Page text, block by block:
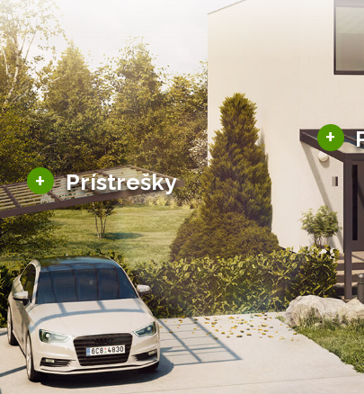
+
+ Prístrešky
Hliníkové prístrešky
Solárne prístrešky pre auto